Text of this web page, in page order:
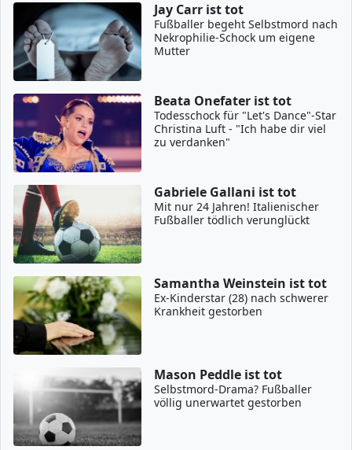
Jay Carr ist tot
Fußballer begeht Selbstmord nach
Nekrophilie-Schock um eigene
Mutter
Beata Onefater ist tot
Todesschock für "Let's Dance"-Star
Christina Luft - "Ich habe dir viel
zu verdanken"
Gabriele Gallani ist tot
Mit nur 24 Jahren! Italienischer
Fußballer tödlich verunglückt
Samantha Weinstein ist tot
Ex-Kinderstar (28) nach schwerer
Krankheit gestorben
Mason Peddle ist tot
Selbstmord-Drama? Fußballer
völlig unerwartet gestorben